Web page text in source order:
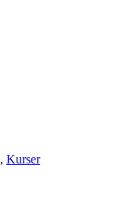
, Kurser